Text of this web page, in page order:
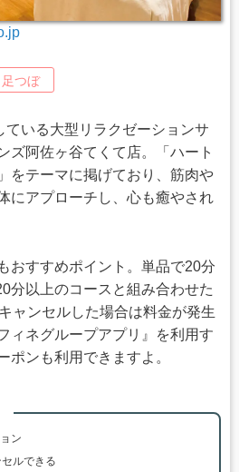
足つぼ
いる大型リラクゼーションサ
ズ阿佐ヶ谷てくて店。「ハート
をテーマに掲げており、筋肉や
にアプローチし、心も癒やされ
おすすめポイント。単品で20分
分以上のコースと組み合わせた
ャンセルした場合は料金が発生
ィネグループアプリ』を利用す
ポンも利用できますよ。
ン
ルできる